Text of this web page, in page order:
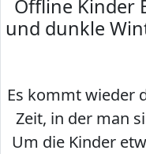
Offline Kinder
und dunkle
Es kommt wieder
Zeit, in der man
Um die Kinder